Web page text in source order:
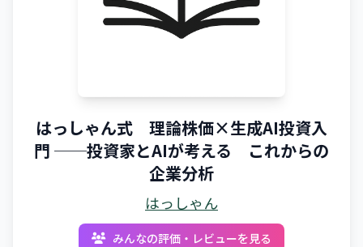
はっしゃん式 理論株価×生成AI投資入
門 ──投資家とAIが考える これからの
企業分析
はっしゃん
みんなの評価・レビューを見る